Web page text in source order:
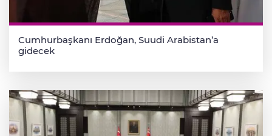
Cumhurbaşkanı Erdoğan, Suudi Arabistan’a
gidecek